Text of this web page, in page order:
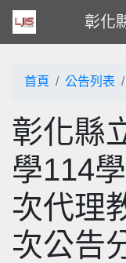
彰化
首頁 公告列表
彰化縣
學114
次代理
次公告